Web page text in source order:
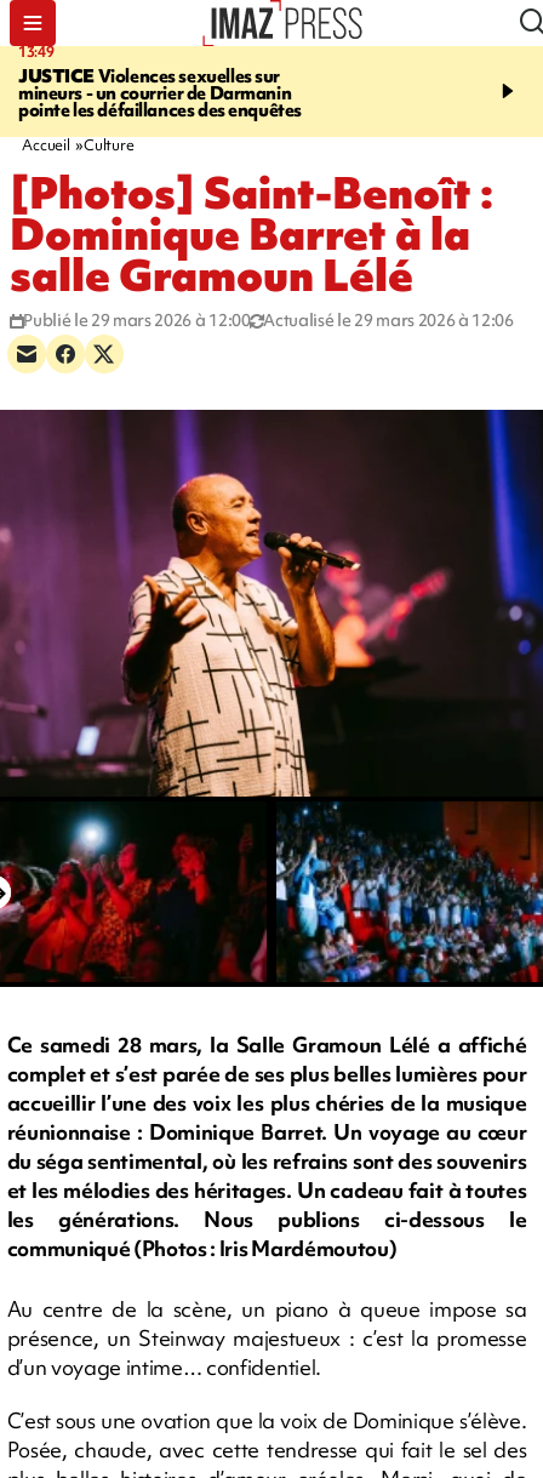
13:49
JUSTICEViolences sexuelles sur
mineurs - un courrier de Darmanin
pointe les défaillances des enquêtes
17:59
Corniche - la route du
Accueil Culture
[Photos] Saint-Benoît :
Dominique Barret à la
salle Gramoun Lélé
Publié le 29 mars 2026 à 12:00 Actualisé le 29 mars 2026 à 12:06
Ce samedi 28 mars, la Salle Gramoun Lélé a affiché
complet et s’est parée de ses plus belles lumières pour
accueillir l’une des voix les plus chéries de la musique
réunionnaise : Dominique Barret. Un voyage au cœur
du séga sentimental, où les refrains sont des souvenirs
et les mélodies des héritages. Un cadeau fait à toutes
les générations. Nous publions ci-dessous le
communiqué (Photos : Iris Mardémoutou)
Au centre de la scène, un piano à queue impose sa
présence, un Steinway majestueux : c’est la promesse
d’un voyage intime… confidentiel.
C’est sous une ovation que la voix de Dominique s’élève.
Posée, chaude, avec cette tendresse qui fait le sel des